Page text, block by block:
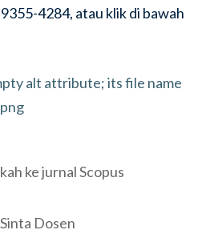
4284, atau klik di bawah
ke jurnal Scopus
Dosen